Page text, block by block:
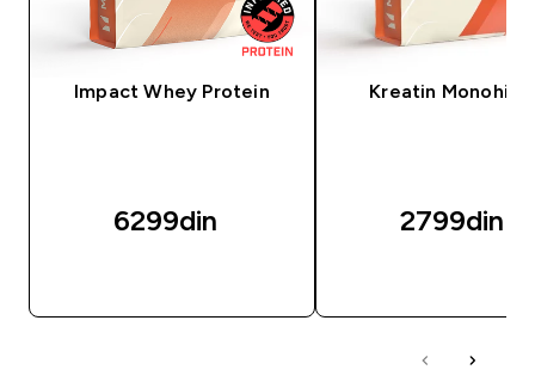
Impact Whey Protein
6299din‎
Kreatin
2799din‎